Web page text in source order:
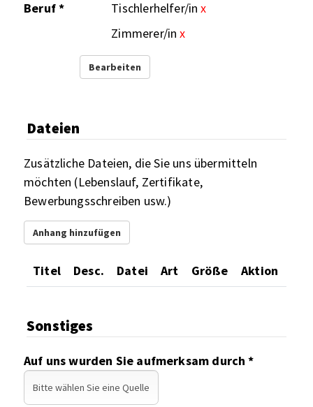
Beruf * Tischlerhelfer/in x
Zimmerer/in x
Bearbeiten
Dateien
Zusätzliche Dateien, die Sie uns übermitteln
möchten (Lebenslauf, Zertifikate,
Bewerbungsschreiben usw.)
Anhang hinzufügen
Titel Desc. Datei Art Größe Aktion
Sonstiges
Auf uns wurden Sie aufmerksam durch *